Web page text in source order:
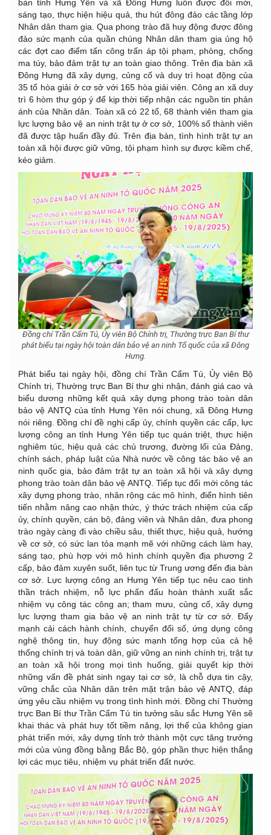
bàn tỉnh Hưng Yên và xã Đông Hưng luôn được đổi mới,
sáng tạo, thực hiện hiệu quả, thu hút đông đảo các tầng lớp
Nhân dân tham gia. Qua phong trào đã huy động được đông
đảo sức mạnh của quần chúng Nhân dân tham gia ủng hộ
các đợt cao điểm tấn công trấn áp tội phạm, phòng, chống
ma túy, bảo đảm trật tự an toàn giao thông. Trên địa bàn xã
Đông Hưng đã xây dựng, củng cố và duy trì hoạt động của
35 tổ hòa giải ở cơ sở với 165 hòa giải viên. Công an xã duy
trì 6 hòm thư góp ý để kịp thời tiếp nhận các nguồn tin phản
ánh của Nhân dân. Toàn xã có 22 tổ, 68 thành viên tham gia
lực lượng bảo vệ an ninh trật tự ở cơ sở, 100% số thành viên
đã được tập huấn đầy đủ. Trên địa bàn, tình hình trật tự an
toàn xã hội được giữ vững, tội phạm hình sự được kiềm chế,
kéo giảm.
Đồng chí Trần Cẩm Tú, Ủy viên Bộ Chính trị, Thường trực Ban Bí thư
phát biểu tại ngày hội toàn dân bảo vệ an ninh Tổ quốc của xã Đông
Hưng.
Phát biểu tại ngày hội, đồng chí Trần Cẩm Tú, Ủy viên Bộ
Chính trị, Thường trực Ban Bí thư ghi nhận, đánh giá cao và
biểu dương những kết quả xây dựng phong trào toàn dân
bảo vệ ANTQ của tỉnh Hưng Yên nói chung, xã Đông Hưng
nói riêng. Đồng chí đề nghị cấp ủy, chính quyền các cấp, lực
lượng công an tỉnh Hưng Yên tiếp tục quán triệt, thực hiện
nghiêm túc, hiệu quả các chủ trương, đường lối của Đảng,
chính sách, pháp luật của Nhà nước về công tác bảo vệ an
ninh quốc gia, bảo đảm trật tự an toàn xã hội và xây dựng
phong trào toàn dân bảo vệ ANTQ. Tiếp tục đổi mới công tác
xây dựng phong trào, nhân rộng các mô hình, điển hình tiên
tiến nhằm nâng cao nhận thức, ý thức trách nhiệm của cấp
ủy, chính quyền, cán bộ, đảng viên và Nhân dân, đưa phong
trào ngày càng đi vào chiều sâu, thiết thực, hiệu quả, hướng
về cơ sở, có sức lan tỏa mạnh mẽ với những cách làm hay,
sáng tạo, phù hợp với mô hình chính quyền địa phương 2
cấp, bảo đảm xuyên suốt, liên tục từ Trung ương đến địa bàn
cơ sở. Lực lượng công an Hưng Yên tiếp tục nêu cao tinh
thần trách nhiệm, nỗ lực phấn đấu hoàn thành xuất sắc
nhiệm vụ công tác công an; tham mưu, củng cố, xây dựng
lực lượng tham gia bảo vệ an ninh trật tự từ cơ sở. Đẩy
mạnh cải cách hành chính, chuyển đổi số, ứng dụng công
nghệ thông tin, huy động sức mạnh tổng hợp của cả hệ
thống chính trị và toàn dân, giữ vững an ninh chính trị, trật tự
an toàn xã hội trong mọi tình huống, giải quyết kịp thời
những vấn đề phát sinh ngay tại cơ sở, là chỗ dựa tin cậy,
vững chắc của Nhân dân trên mặt trận bảo vệ ANTQ, đáp
ứng yêu cầu nhiệm vụ trong tình hình mới. Đồng chí Thường
trực Ban Bí thư Trần Cẩm Tú tin tưởng sâu sắc Hưng Yên sẽ
khai thác và phát huy tốt tiềm năng, lợi thế của không gian
phát triển mới, xây dựng tỉnh trở thành một cực tăng trưởng
mới của vùng đồng bằng Bắc Bộ, góp phần thực hiện thắng
lợi các mục tiêu, nhiệm vụ phát triển đất nước.